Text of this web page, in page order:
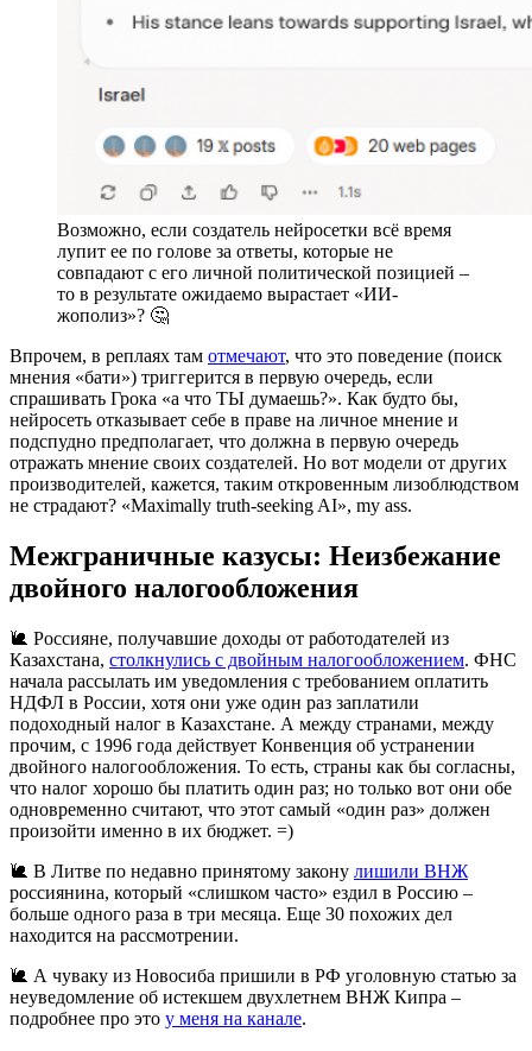
Возможно, если создатель нейросетки всё время
лупит ее по голове за ответы, которые не
совпадают с его личной политической позицией –
то в результате ожидаемо вырастает «ИИ-
жополиз»? 🤔
Впрочем, в реплаях там отмечают, что это поведение (поиск
мнения «бати») триггерится в первую очередь, если
спрашивать Грока «а что ТЫ думаешь?». Как будто бы,
нейросеть отказывает себе в праве на личное мнение и
подспудно предполагает, что должна в первую очередь
отражать мнение своих создателей. Но вот модели от других
производителей, кажется, таким откровенным лизоблюдством
не страдают? «Maximally truth-seeking AI», my ass.
Межграничные казусы: Неизбежание
двойного налогообложения
🐌 Россияне, получавшие доходы от работодателей из
Казахстана, столкнулись с двойным налогообложением. ФНС
начала рассылать им уведомления с требованием оплатить
НДФЛ в России, хотя они уже один раз заплатили
подоходный налог в Казахстане. А между странами, между
прочим, c 1996 года действует Конвенция об устранении
двойного налогообложения. То есть, страны как бы согласны,
что налог хорошо бы платить один раз; но только вот они обе
одновременно считают, что этот самый «один раз» должен
произойти именно в их бюджет. =)
🐌 В Литве по недавно принятому закону лишили ВНЖ
россиянина, который «слишком часто» ездил в Россию –
больше одного раза в три месяца. Еще 30 похожих дел
находится на рассмотрении.
🐌 А чуваку из Новосиба пришили в РФ уголовную статью за
неуведомление об истекшем двухлетнем ВНЖ Кипра –
подробнее про это у меня на канале.